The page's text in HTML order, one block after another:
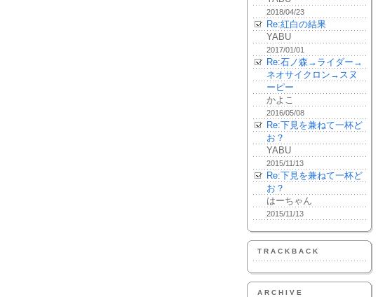
2018/04/23
Re:紅白の結果
YABU
2017/01/01
Re:石ノ森→ライダー→
ネオサイクロン→スヌ
ーピー
かよこ
2016/05/08
Re:下見を兼ねて一杯ど
お？
YABU
2015/11/13
Re:下見を兼ねて一杯ど
お？
はーちゃん
2015/11/13
TRACKBACK
ARCHIVE